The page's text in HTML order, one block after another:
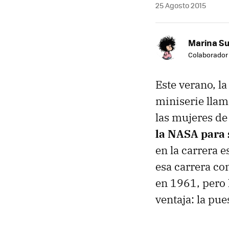
25 Agosto 2015
Marina
Colaborador
Este verano,
miniserie
las mujeres
la NASA
en la carrera
esa carrera
en 1961, pero
ventaja: la